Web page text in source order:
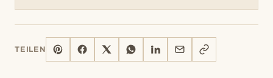
TEILEN
PINTERESTFACEBOOK WHATSAPPLINKEDIN
MAIL
LINK
KOPIEREN